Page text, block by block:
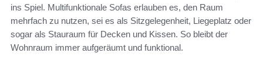
ins Spiel. Multifunktionale Sofas erlauben es, den Raum
mehrfach zu nutzen, sei es als Sitzgelegenheit, Liegeplatz oder
sogar als Stauraum für Decken und Kissen. So bleibt der
Wohnraum immer aufgeräumt und funktional.